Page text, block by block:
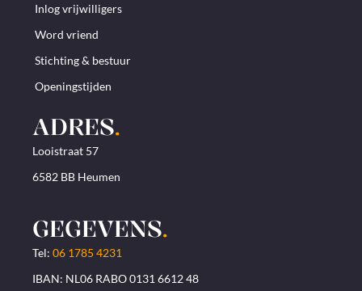
Inlog vrijwilligers
Word vriend
Stichting & bestuur
Openingstijden
ADRES.
Looistraat 57
6582 BB Heumen
GEGEVENS.
Tel: 06 1785 4231
IBAN: NL06 RABO 0131 6612 48